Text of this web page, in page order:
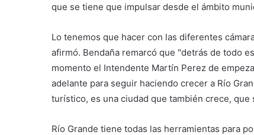
que se tiene que impulsar desde el ámbito
Lo tenemos que hacer con las diferentes
afirmó. Bendaña remarcó que "detrás de todo
momento el Intendente Martín Perez de
adelante para seguir haciendo crecer a Río
turístico, es una ciudad que también crece,
Río Grande tiene todas las herramientas para